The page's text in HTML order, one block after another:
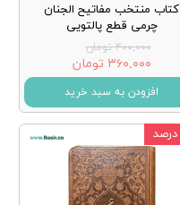
کتاب منتخب مفاتیح الجنان
چرمی قطع پالتویی
۴۰۰,۰۰۰ تومان
۳۶۰,۰۰۰ تومان
افزودن به سبد خرید